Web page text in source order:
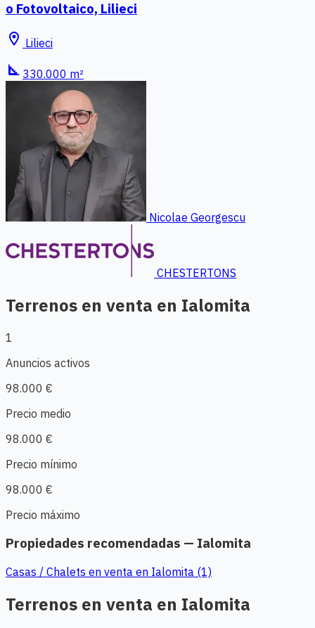
o Fotovoltaico, Lilieci
location_on Lilieci
square_foot 330.000 m²
Nicolae Georgescu
CHESTERTONS
Terrenos en venta en Ialomita
1
Anuncios activos
98.000 €
Precio medio
98.000 €
Precio mínimo
98.000 €
Precio máximo
Propiedades recomendadas — Ialomita
Casas / Chalets en venta en Ialomita (1)
Terrenos en venta en Ialomita